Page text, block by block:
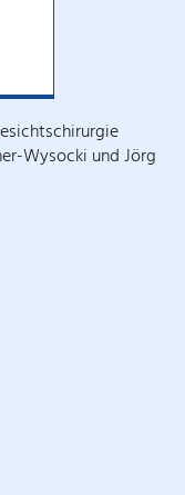
Wysocki und Jörg